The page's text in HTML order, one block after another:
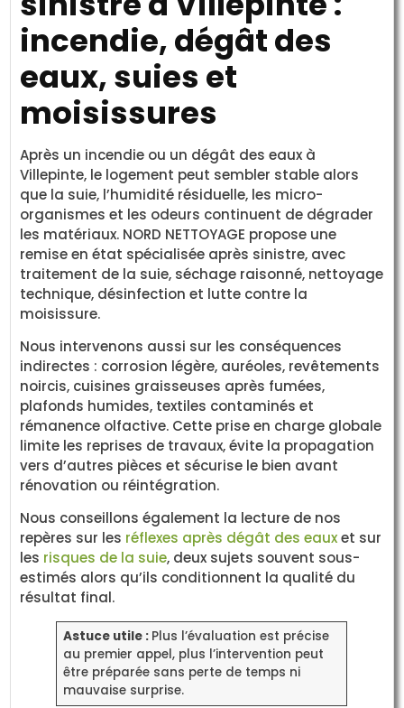
incendie, dégât des
eaux, suies et
moisissures
Après un incendie ou un dégât des eaux à
Villepinte, le logement peut sembler stable alors
que la suie, l’humidité résiduelle, les micro-
organismes et les odeurs continuent de dégrader
les matériaux. NORD NETTOYAGE propose une
remise en état spécialisée après sinistre, avec
traitement de la suie, séchage raisonné, nettoyage
technique, désinfection et lutte contre la
moisissure.
Nous intervenons aussi sur les conséquences
indirectes : corrosion légère, auréoles, revêtements
noircis, cuisines graisseuses après fumées,
plafonds humides, textiles contaminés et
rémanence olfactive. Cette prise en charge globale
limite les reprises de travaux, évite la propagation
vers d’autres pièces et sécurise le bien avant
rénovation ou réintégration.
Nous conseillons également la lecture de nos
repères sur les réflexes après dégât des eauxet sur
les risques de la suie, deux sujets souvent sous-
estimés alors qu’ils conditionnent la qualité du
résultat final.
Astuce utile : Plus l’évaluation est précise
au premier appel, plus l’intervention peut
être préparée sans perte de temps ni
mauvaise surprise.